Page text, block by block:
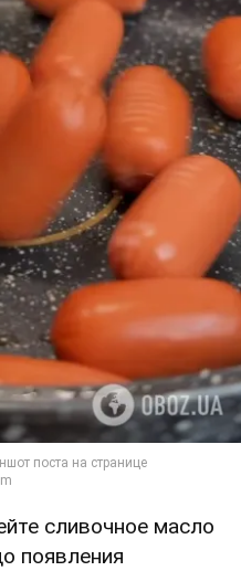
сливочное масло
появления